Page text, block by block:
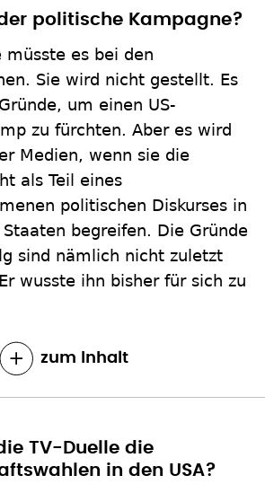
politische Kampagne?
müsste es bei den
Sie wird nicht gestellt. Es
um einen US-
zu fürchten. Aber es wird
Medien, wenn sie die
als Teil eines
politischen Diskurses in
begreifen. Die Gründe
sind nämlich nicht zuletzt
wusste ihn bisher für sich zu
zum Inhalt
TV-Duelle die
in den USA?